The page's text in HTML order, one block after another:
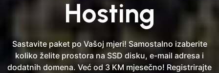
Hosting
Sastavite paket po Vašoj mjeri! Samostalno izaberite
koliko želite prostora na SSD disku, e-mail adresa i
dodatnih domena. Već od 3 KM mjesečno! Registrirajte